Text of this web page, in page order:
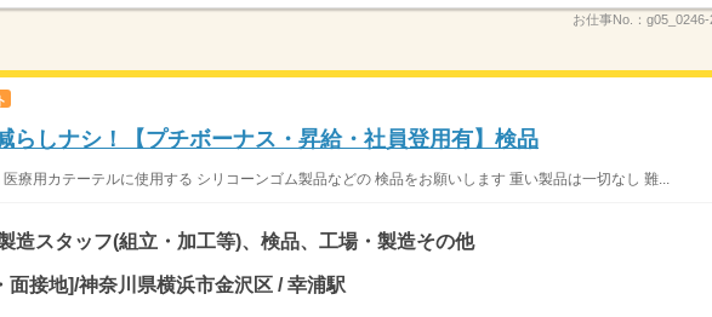
お仕事No.： g05_0246-
らしナシ！【プチボーナス・昇給・社員登用有】検品
医療用カテーテルに使用する シリコーンゴム製品などの 検品をお願いします 重い製品は一切なし 難...
造スタッフ(組立・加工等)、検品、工場・製造その他
面接地]/神奈川県横浜市金沢区 / 幸浦駅